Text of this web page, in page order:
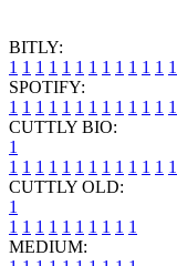
BITLY:
1 1 1 1 1 1 1 1 1 1 1 1 1
SPOTIFY:
1 1 1 1 1 1 1 1 1 1 1 1 1
CUTTLY BIO:
1
1 1 1 1 1 1 1 1 1 1 1 1 1
CUTTLY OLD:
1
1 1 1 1 1 1 1 1 1 1
MEDIUM: